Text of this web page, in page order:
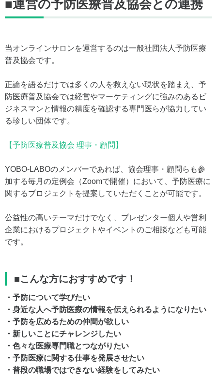
■運営の予防医療普及協会との連携
当オンラインサロンを運営するのは一般社団法人予防医療
普及協会です。
正論を語るだけでは多くの人を救えない現状を踏まえ、予
防医療普及協会では経営やマーケティングに強みのあるビ
ジネスマンと情報の精度を確認する専門医らが協力してい
る珍しい団体です。
【予防医療普及協会 理事・顧問】
YOBO-LABOのメンバーであれば、協会理事・顧問らも参
加する毎月の定例会（Zoomで開催）において、予防医療に
関するプロジェクトを提案していただくことが可能です。
公益性の高いテーマだけでなく、プレゼンター個人や営利
企業におけるプロジェクトやイベントのご相談なども可能
です。
■こんな方におすすめです！
・予防について学びたい
・身近な人へ予防医療の情報を伝えられるようになりたい
・予防を広めるための仲間が欲しい
・新しいことにチャレンジしたい
・色々な医療専門職とつながりたい
・予防医療に関する仕事を発展させたい
・普段の職場ではできない経験をしてみたい